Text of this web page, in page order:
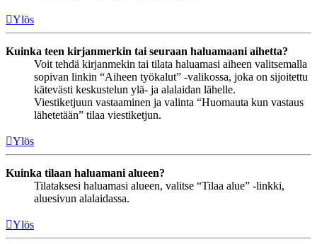
Ylös
Kuinka teen kirjanmerkin tai seuraan haluamaani aihetta?
Voit tehdä kirjanmekin tai tilata haluamasi aiheen valitsemalla
sopivan linkin “Aiheen työkalut” -valikossa, joka on sijoitettu
kätevästi keskustelun ylä- ja alalaidan lähelle.
Viestiketjuun vastaaminen ja valinta “Huomauta kun vastaus
lähetetään” tilaa viestiketjun.
Ylös
Kuinka tilaan haluamani alueen?
Tilataksesi haluamasi alueen, valitse “Tilaa alue” -linkki,
aluesivun alalaidassa.
Ylös